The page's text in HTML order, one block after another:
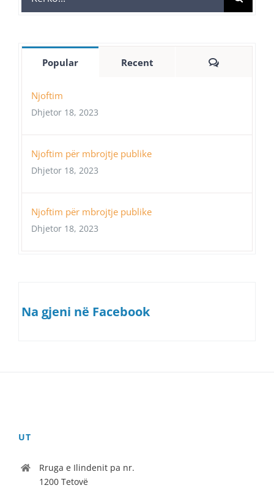
for:
Popular Recent Comments
Njoftim
Dhjetor 18, 2023
Njoftim për mbrojtje publike
Dhjetor 18, 2023
Njoftim për mbrojtje publike
Dhjetor 18, 2023
Na gjeni në Facebook
UT
Rruga e Ilindenit pa nr.
1200 Tetovë